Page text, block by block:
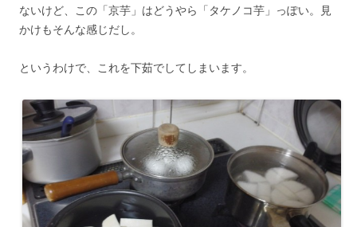
ないけど、この「京芋」はどうやら「タケノコ芋」っぽい。見
かけもそんな感じだし。
というわけで、これを下茹でしてしまいます。